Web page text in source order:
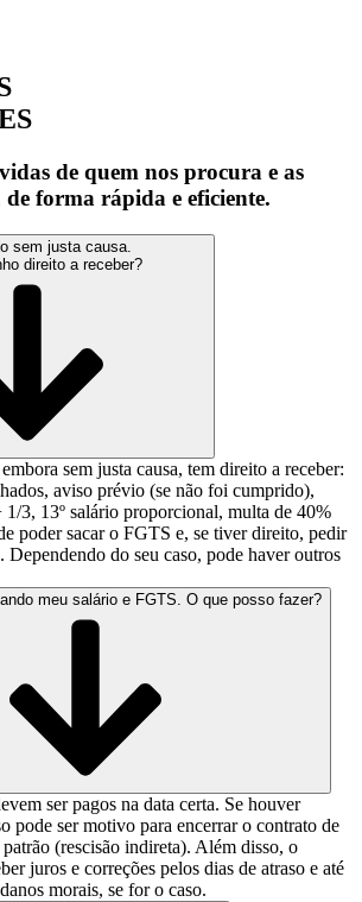
de quem nos procura e as
de forma rápida e eficiente.
sem justa causa.
direito a receber?
sem justa causa, tem direito a receber:
aviso prévio (se não foi cumprido),
3, 13º salário proporcional, multa de 40%
poder sacar o FGTS e, se tiver direito, pedir
Dependendo do seu caso, pode haver outros
meu salário e FGTS. O que posso fazer?
ser pagos na data certa. Se houver
pode ser motivo para encerrar o contrato de
(rescisão indireta). Além disso, o
juros e correções pelos dias de atraso e até
morais, se for o caso.